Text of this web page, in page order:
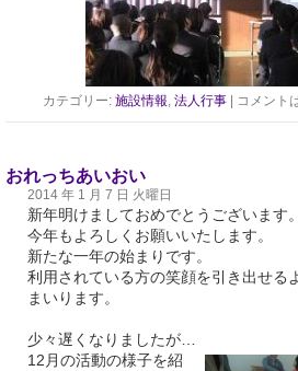
カテゴリー:施設情報,法人行事 コメント
おれっちあいおい
2014 年 1 月 7 日 火曜日
新年明けましておめでとうございます。
今年もよろしくお願いいたします。
新たな一年の始まりです。
利用されている方の笑顔を引き出せる
まいります。
少々遅くなりましたが…
12月の活動の様子を紹